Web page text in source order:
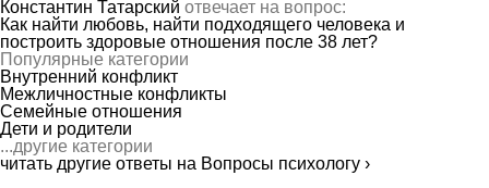
Константин Татарский отвечает на вопрос:
Как найти любовь, найти подходящего человека и
построить здоровые отношения после 38 лет?
Популярные категории
Внутренний конфликт
Межличностные конфликты
Семейные отношения
Дети и родители
...другие категории
читать другие ответы на Вопросы психологу ›